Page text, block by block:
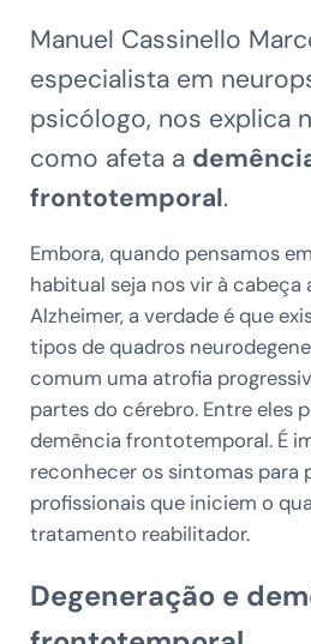
Manuel Cassinello
especialista em
psicólogo, nos explica
como afeta a
frontotemporal.
Embora, quando pensamos
habitual seja nos vir à
Alzheimer, a verdade é que
tipos de quadros
comum uma atrofia
partes do cérebro. Entre eles
demência frontotemporal. É
reconhecer os sintomas para
profissionais que iniciem o
tratamento reabilitador.
Degeneração e